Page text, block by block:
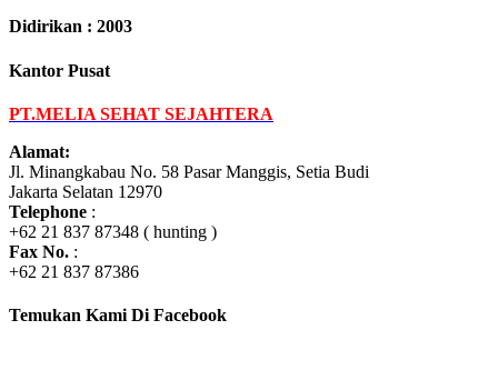
Didirikan : 2003
Kantor Pusat
PT.MELIA SEHAT SEJAHTERA
Alamat:
Jl. Minangkabau No. 58 Pasar Manggis, Setia Budi
Jakarta Selatan 12970
Telephone :
+62 21 837 87348 ( hunting )
Fax No. :
+62 21 837 87386
Temukan Kami Di Facebook